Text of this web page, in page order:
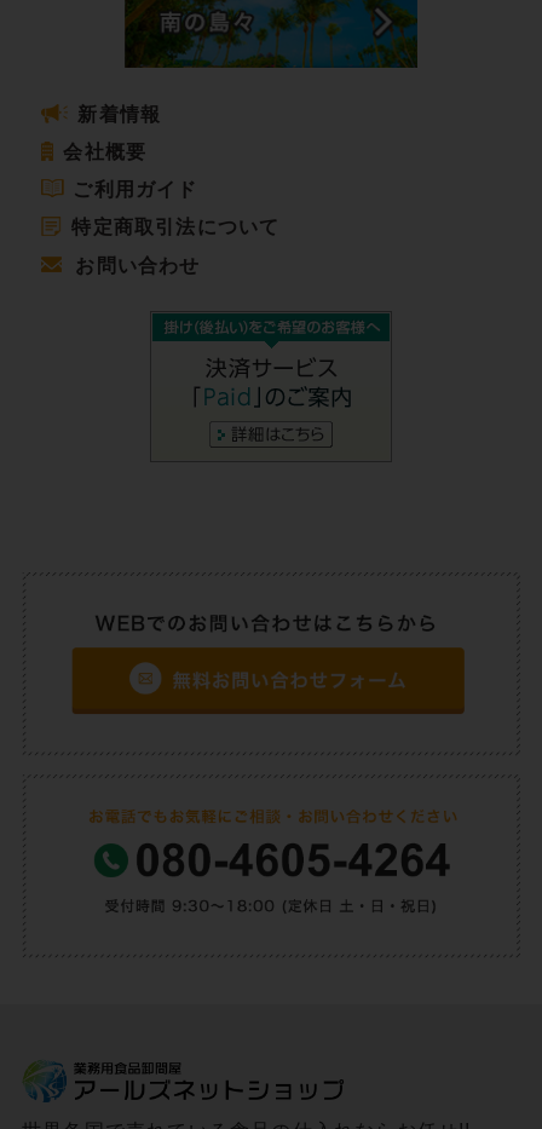
新着情報
会社概要
ご利用ガイド
特定商取引法について
お問い合わせ